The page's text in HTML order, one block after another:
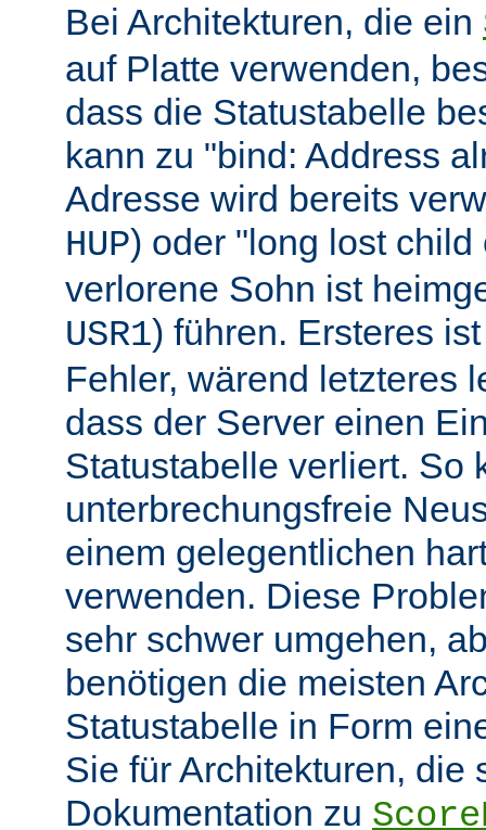
Bei Architekturen, die ein
auf Platte verwenden,
dass die Statustabelle
kann zu "bind: Address
Adresse wird bereits
HUP) oder "long lost
verlorene Sohn ist
USR1) führen. Ersteres
Fehler, wärend letzteres
dass der Server einen
Statustabelle verliert. So
unterbrechungsfreie
einem gelegentlichen
verwenden. Diese
sehr schwer umgehen,
benötigen die meisten
Statustabelle in Form
Sie für Architekturen, die
Dokumentation zu